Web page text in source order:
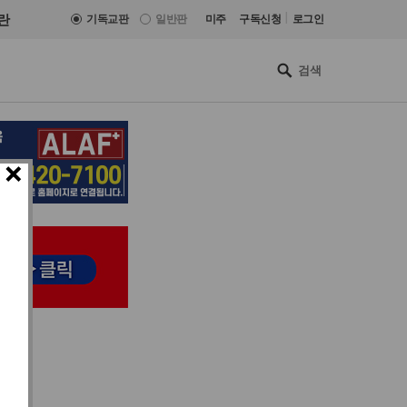
기독교판 일반판 미주 구독신청 로그인
×